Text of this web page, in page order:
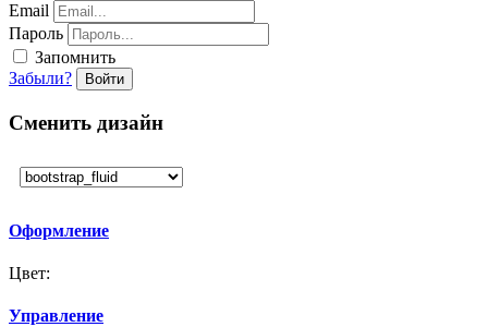
Email
Пароль
Запомнить
Забыли?
Войти
Сменить дизайн
Оформление
Цвет:
Управление